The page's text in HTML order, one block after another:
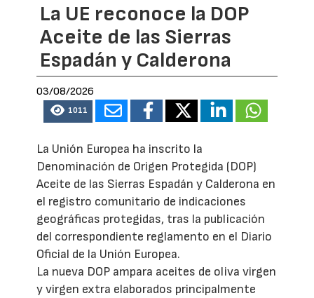
La UE reconoce la DOP
Aceite de las Sierras
Espadán y Calderona
03/08/2026
1011
La Unión Europea ha inscrito la
Denominación de Origen Protegida (DOP)
Aceite de las Sierras Espadán y Calderona en
el registro comunitario de indicaciones
geográficas protegidas, tras la publicación
del correspondiente reglamento en el Diario
Oficial de la Unión Europea.
La nueva DOP ampara aceites de oliva virgen
y virgen extra elaborados principalmente